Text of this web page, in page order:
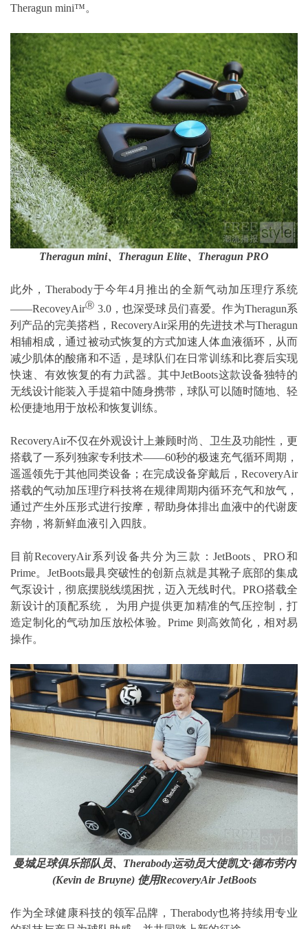
Theragun mini™。
Theragun mini、 Theragun Elite、 Theragun PRO
此外，Therabody于今年4月推出的全新气动加压理疗系统
——RecoveyAirⓇ 3.0，也深受球员们喜爱。作为Theragun系
列产品的完美搭档，RecoveryAir采用的先进技术与Theragun
相辅相成，通过被动式恢复的方式加速人体血液循环，从而
减少肌体的酸痛和不适，是球队们在日常训练和比赛后实现
快速、有效恢复的有力武器。其中JetBoots这款设备独特的
无线设计能装入手提箱中随身携带，球队可以随时随地、轻
松便捷地用于放松和恢复训练。
RecoveryAir不仅在外观设计上兼顾时尚、卫生及功能性，更
搭载了一系列独家专利技术——60秒的极速充气循环周期，
遥遥领先于其他同类设备；在完成设备穿戴后，RecoveryAir
搭载的气动加压理疗科技将在规律周期内循环充气和放气，
通过产生外压形式进行按摩，帮助身体排出血液中的代谢废
弃物，将新鲜血液引入四肢。
目前RecoveryAir系列设备共分为三款：JetBoots、PRO和
Prime。JetBoots最具突破性的创新点就是其靴子底部的集成
气泵设计，彻底摆脱线缆困扰，迈入无线时代。PRO搭载全
新设计的顶配系统， 为用户提供更加精准的气压控制，打
造定制化的气动加压放松体验。Prime 则高效简化，相对易
操作。
曼城足球俱乐部队员、 Therabody运动员大使凯文·德布劳内
(Kevin de Bruyne) 使用RecoveryAir JetBoots
作为全球健康科技的领军品牌，Therabody也将持续用专业